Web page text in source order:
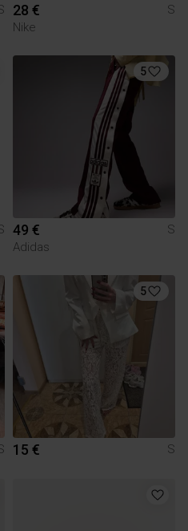
28 €
S
Nike
5
49 €
S
Adidas
5
15 € S